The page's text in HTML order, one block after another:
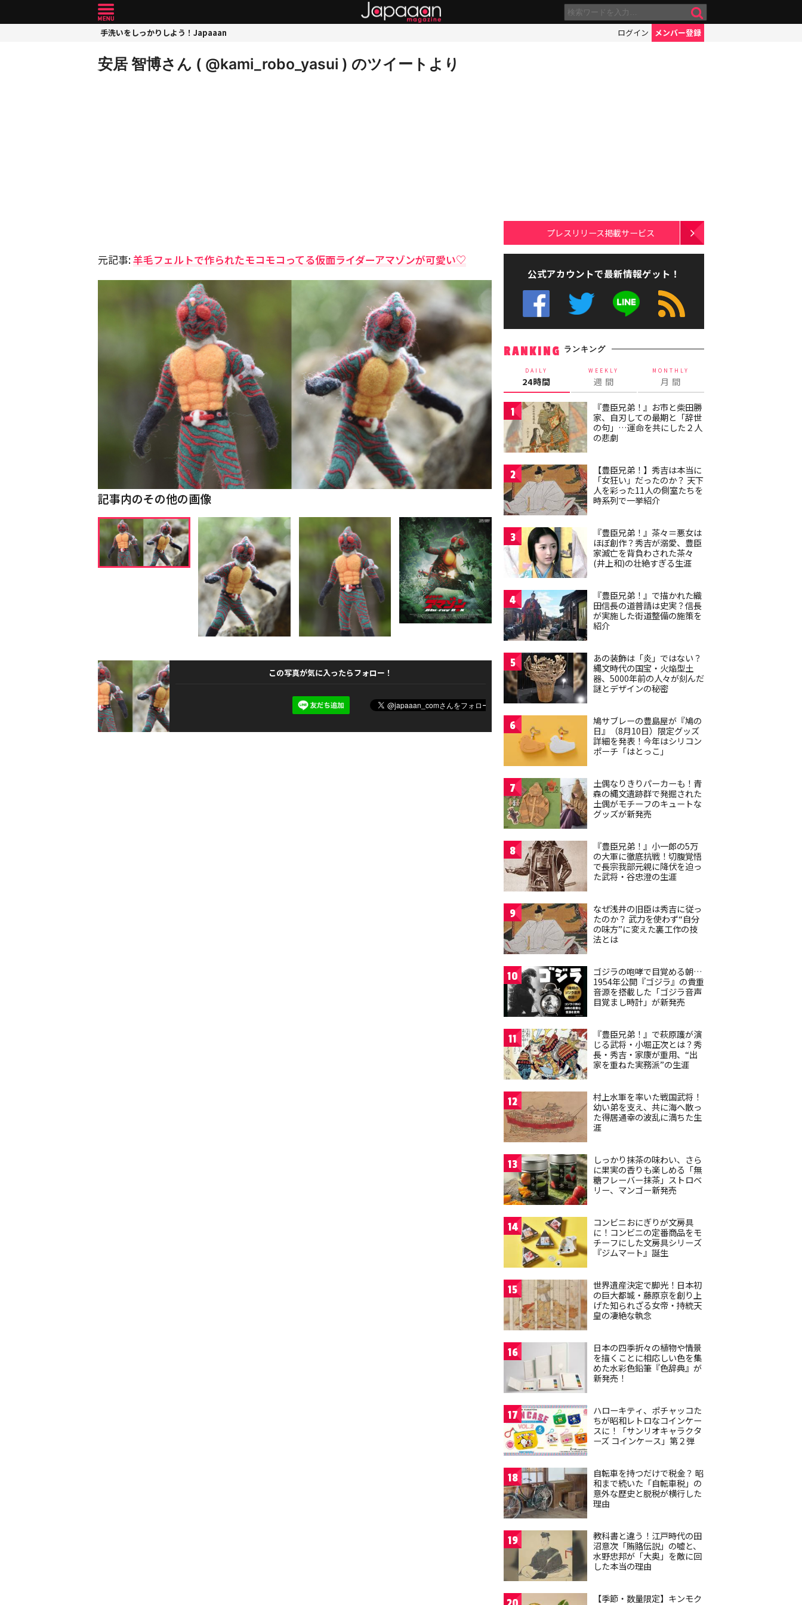
手洗いをしっかりしよう！Japaaan ログイン メンバー登録
安居 智博さん ( @kami_robo_yasui ) のツイートより
元記事:羊毛フェルトで作られたモコモコってる仮面ライダーアマゾンが可愛い♡
記事内のその他の画像
この写真が気に入ったらフォロー！
プレスリリース掲載サービス
公式アカウントで最新情報ゲット！
RANKING ランキング
DAILY
24時間
WEEKLY
週 間
MONTHLY
月 間
1
『豊臣兄弟！』お市と柴田勝
家、自刃しての最期と「辞世
の句」…運命を共にした２人
の悲劇
2
【豊臣兄弟！】秀吉は本当に
「女狂い」だったのか？ 天下
人を彩った11人の側室たちを
時系列で一挙紹介
3
『豊臣兄弟！』茶々＝悪女は
ほぼ創作？秀吉が溺愛、豊臣
家滅亡を背負わされた茶々
(井上和)の壮絶すぎる生涯
4
『豊臣兄弟！』で描かれた織
田信長の道普請は史実？信長
が実施した街道整備の施策を
紹介
5
あの装飾は「炎」ではない？
縄文時代の国宝・火焔型土
器、5000年前の人々が刻んだ
謎とデザインの秘密
6
鳩サブレーの豊島屋が『鳩の
日』（8月10日）限定グッズ
詳細を発表！今年はシリコン
ポーチ「はとっこ」
7
土偶なりきりパーカーも！青
森の縄文遺跡群で発掘された
土偶がモチーフのキュートな
グッズが新発売
8
『豊臣兄弟！』小一郎の5万
の大軍に徹底抗戦！切腹覚悟
で長宗我部元親に降伏を迫っ
た武将・谷忠澄の生涯
9
なぜ浅井の旧臣は秀吉に従っ
たのか？ 武力を使わず“自分
の味方”に変えた裏工作の技
法とは
10
ゴジラの咆哮で目覚める朝…
1954年公開『ゴジラ』の貴重
音源を搭載した「ゴジラ音声
目覚まし時計」が新発売
11
『豊臣兄弟！』で萩原護が演
じる武将・小堀正次とは？秀
長・秀吉・家康が重用、“出
家を重ねた実務派”の生涯
12
村上水軍を率いた戦国武将！
幼い弟を支え、共に海へ散っ
た得居通幸の波乱に満ちた生
涯
13
しっかり抹茶の味わい、さら
に果実の香りも楽しめる「無
糖フレーバー抹茶」ストロベ
リー、マンゴー新発売
14
コンビニおにぎりが文房具
に！コンビニの定番商品をモ
チーフにした文房具シリーズ
『ジムマート』誕生
15
世界遺産決定で脚光！日本初
の巨大都城・藤原京を創り上
げた知られざる女帝・持統天
皇の凄絶な執念
16
日本の四季折々の植物や情景
を描くことに相応しい色を集
めた水彩色鉛筆『色辞典』が
新発売！
17
ハローキティ、ポチャッコた
ちが昭和レトロなコインケー
スに！「サンリオキャラクタ
ーズ コインケース」第２弾
18
自転車を持つだけで税金？ 昭
和まで続いた「自転車税」の
意外な歴史と脱税が横行した
理由
19
教科書と違う！江戸時代の田
沼意次「賄賂伝説」の嘘と、
水野忠邦が「大奥」を敵に回
した本当の理由
【季節・数量限定】キンモク